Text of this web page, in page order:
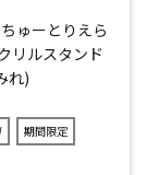
ゅーとりえら
リルスタンド
れ)
期間限定